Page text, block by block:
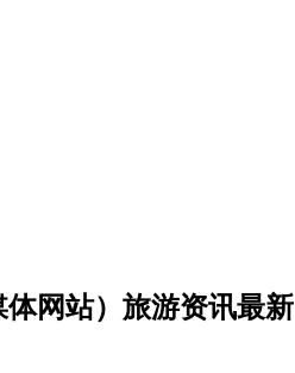
网站）旅游资讯最新